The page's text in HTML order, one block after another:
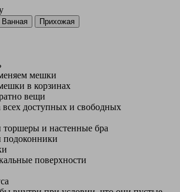
мешки
в корзинах
вещи
доступных и свободных
и настенные бра
поверхности